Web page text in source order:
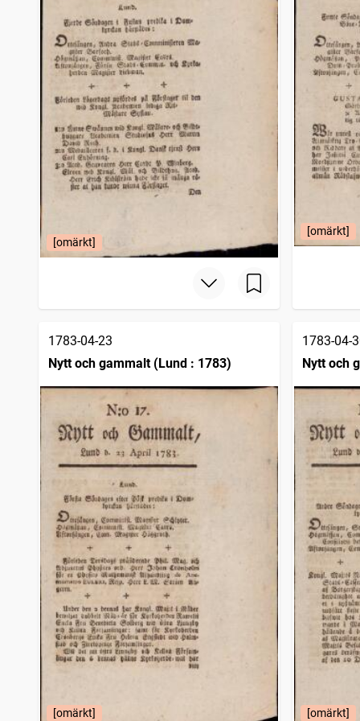
[omärkt]
[omärkt]
1783-04-23
Nytt och gammalt (Lund : 1783)
[omärkt]
1783-04-
Nytt och
[omärkt]